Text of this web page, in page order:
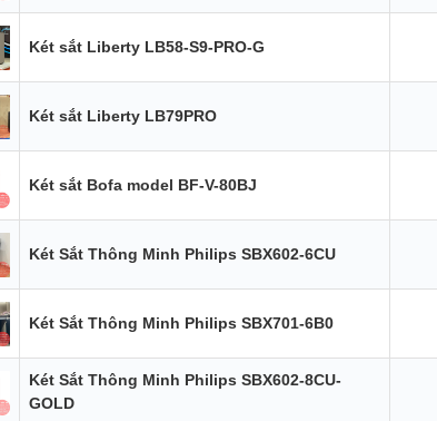
Két sắt Liberty LB58-S9-PRO-G
Két sắt Liberty LB79PRO
Két sắt Bofa model BF-V-80BJ
Két Sắt Thông Minh Philips SBX602-6CU
Két Sắt Thông Minh Philips SBX701-6B0
Két Sắt Thông Minh Philips SBX602-8CU-
GOLD